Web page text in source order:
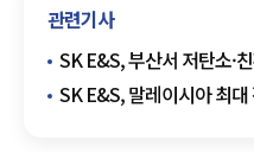
관련기사
SK E&S, 부산서 저탄소·
SK E&S, 말레이시아 최